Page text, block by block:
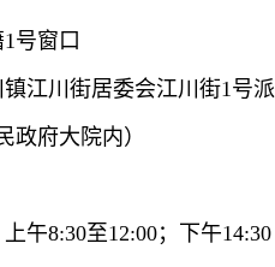
号窗口
江川街居委会江川街1号派
政府大院内）
午8:30至12:00；下午14:30